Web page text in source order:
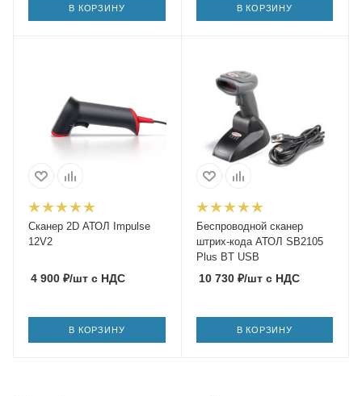
В КОРЗИНУ В КОРЗИНУ
Сканер 2D АТОЛ Impulse
12V2
4 900 ₽/шт с НДС
В КОРЗИНУ
Беспроводной сканер
штрих-кода АТОЛ SB2105
Plus BT USB
10 730₽/штс НДС
В КОРЗИНУ